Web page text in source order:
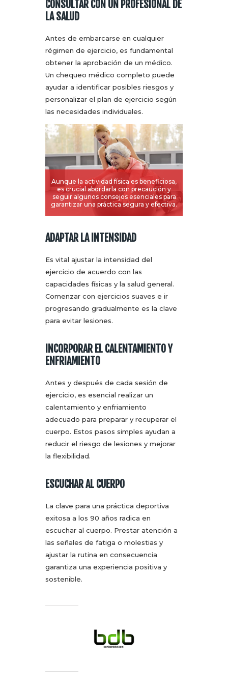
CONSULTAR CON UN PROFESIONAL DE
LA SALUD
Antes de embarcarse en cualquier
régimen de ejercicio, es fundamental
obtener la aprobación de un médico.
Un chequeo médico completo puede
ayudar a identificar posibles riesgos y
personalizar el plan de ejercicio según
las necesidades individuales.
Aunque la actividad física es beneficiosa,
es crucial abordarla con precaución y
seguir algunos consejos esenciales para
garantizar una práctica segura y efectiva.
ADAPTAR LA INTENSIDAD
Es vital ajustar la intensidad del
ejercicio de acuerdo con las
capacidades físicas y la salud general.
Comenzar con ejercicios suaves e ir
progresando gradualmente es la clave
para evitar lesiones.
INCORPORAR EL CALENTAMIENTO Y
ENFRIAMIENTO
Antes y después de cada sesión de
ejercicio, es esencial realizar un
calentamiento y enfriamiento
adecuado para preparar y recuperar el
cuerpo. Estos pasos simples ayudan a
reducir el riesgo de lesiones y mejorar
la flexibilidad.
ESCUCHAR AL CUERPO
La clave para una práctica deportiva
exitosa a los 90 años radica en
escuchar al cuerpo. Prestar atención a
las señales de fatiga o molestias y
ajustar la rutina en consecuencia
garantiza una experiencia positiva y
sostenible.